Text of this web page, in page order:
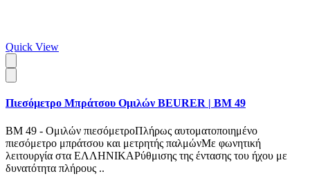
Quick View
Πιεσόμετρο Μπράτσου Ομιλών BEURER | BM 49
BM 49 - Ομιλών πιεσόμετροΠλήρως αυτοματοποιημένο
πιεσόμετρο μπράτσου και μετρητής παλμώνΜε φωνητική
λειτουργία στα ΕΛΛΗΝΙΚΑΡύθμισης της έντασης του ήχου με
δυνατότητα πλήρους ..